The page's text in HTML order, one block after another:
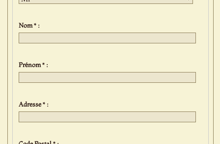
Nom * :
Prénom * :
Adresse * :